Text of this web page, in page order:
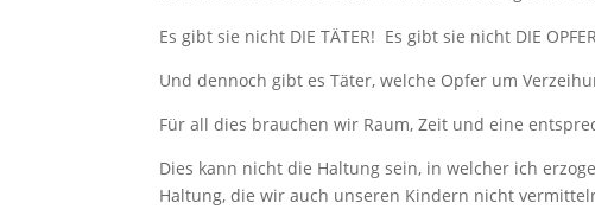
Es gibt sie nicht DIE TÄTER! Es gibt sie nicht DIE
Und dennoch gibt es Täter, welche Opfer um
Für all dies brauchen wir Raum, Zeit und eine
Dies kann nicht die Haltung sein, in welcher ich
Haltung, die wir auch unseren Kindern nicht